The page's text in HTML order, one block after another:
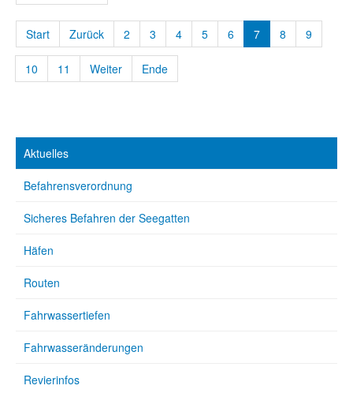
Start Zurück 2 3 4 5 6 7 8 9
10 11 Weiter Ende
Aktuelles
Befahrensverordnung
Sicheres Befahren der Seegatten
Häfen
Routen
Fahrwassertiefen
Fahrwasseränderungen
Revierinfos